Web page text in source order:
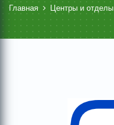
Главная Центры и отделы